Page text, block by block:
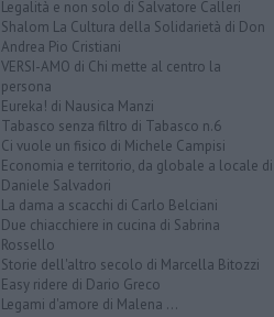
Legalità e non solo di Salvatore Calleri
Shalom La Cultura della Solidarietà di Don
Andrea Pio Cristiani
VERSI-AMO di Chi mette al centro la
persona
Eureka! di Nausica Manzi
Tabasco senza filtro di Tabasco n.6
Ci vuole un fisico di Michele Campisi
Economia e territorio, da globale a locale di
Daniele Salvadori
La dama a scacchi di Carlo Belciani
Due chiacchiere in cucina di Sabrina
Rossello
Storie dell'altro secolo di Marcella Bitozzi
Easy ridere di Dario Greco
Legami d'amore di Malena ...